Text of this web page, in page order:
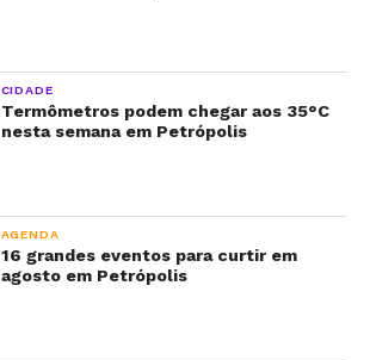
CIDADE
Termômetros podem chegar aos 35°C
nesta semana em Petrópolis
AGENDA
16 grandes eventos para curtir em
agosto em Petrópolis